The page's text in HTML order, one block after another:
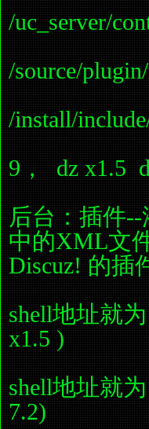
/uc_server/
/source/
/install/
9， dz x1.5
后台：插件
中的XML文
Discuz! 的插
shell地址就为
x1.5 )
shell地址就
7.2)